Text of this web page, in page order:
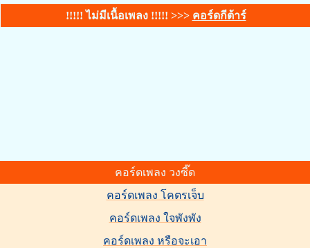
!!!!! ไม่มีเนื้อเพลง !!!!! >>> คอร์ดกีต้าร์
คอร์ดเพลง วงซี๊ด
คอร์ดเพลง โคตรเจ็บ
คอร์ดเพลง ใจพังพัง
คอร์ดเพลง หรือจะเอา